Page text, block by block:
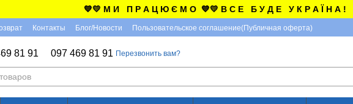
💙💛 М И П Р А Ц Ю Є М О 💙💛 В С Е Б У Д Е У К Р А Ї Н А !
Контакты Блог/Новости
Пользовательское соглашение(Публичная оферта)
81 91 097 469 81 91 Перезвонить вам?